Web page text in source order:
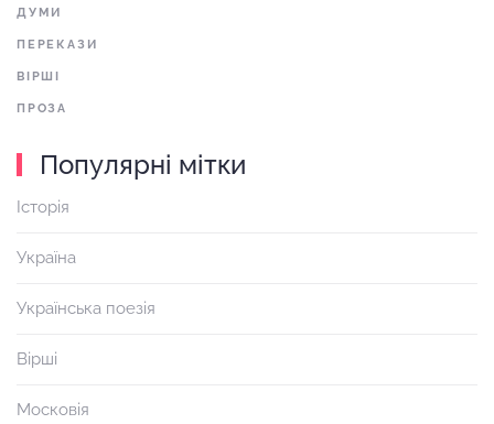
ДУМИ
ПЕРЕКАЗИ
ВІРШІ
ПРОЗА
Популярні мітки
Історія
Україна
Українська поезія
Вірші
Московія